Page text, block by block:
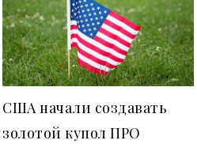
США начали создавать
золотой купол ПРО